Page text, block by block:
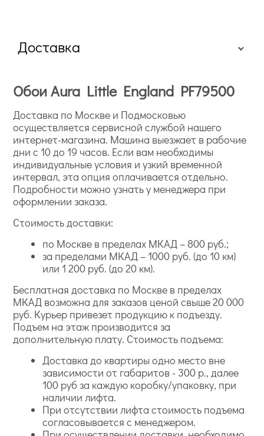
Доставка
Обои Aura Little England PF79500
Доставка по Москве и Подмосковью
осуществляется сервисной службой нашего
интернет-магазина. Машина выезжает в рабочие
дни с 10 до 19 часов. Если вам необходимы
индивидуальные условия и узкий временной
интервал, эта опция оплачивается отдельно.
Подробности можно узнать у менеджера при
оформлении заказа.
Стоимость доставки:
по Москве в пределах МКАД – 800 руб.;
за пределами МКАД – 1000 руб. (до 10 км)
или 1 200 руб. (до 20 км).
Бесплатная доставка по Москве в пределах
МКАД возможна для заказов ценой свыше 20 000
руб. Курьер привезет продукцию к подъезду.
Подъем на этаж производится за
дополнительную плату. Стоимость подъема:
Доставка до квартиры одно место вне
зависимости от габаритов - 300 р., далее
100 руб за каждую коробку/упаковку, при
наличии лифта.
При отсутствии лифта стоимость подъема
согласовывается с менеджером.